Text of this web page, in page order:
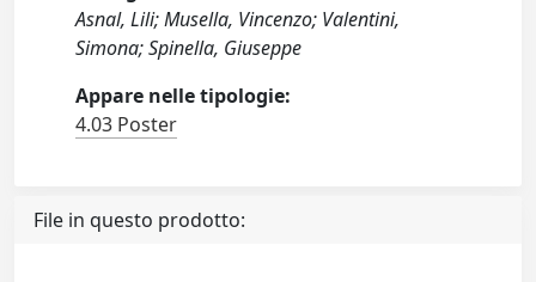
Asnal, Lili; Musella, Vincenzo; Valentini,
Simona; Spinella, Giuseppe
Appare nelle tipologie:
4.03 Poster
File in questo prodotto: